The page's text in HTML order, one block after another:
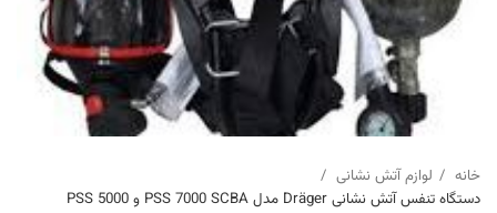
خانه
لوازم آتش نشانی
دستگاه تنفس آتش نشانی Dräger مدل PSS 7000 SCBA و PSS 5000